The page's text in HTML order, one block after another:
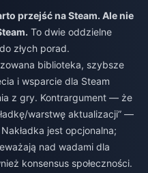
przejść na Steam. Ale nie
To dwie oddzielne
złych porad.
biblioteka, szybsze
i wsparcie dla Steam
z gry. Kontrargument — że
warstwę aktualizacji” —
jest opcjonalna;
nad wadami dla
konsensus społeczności.